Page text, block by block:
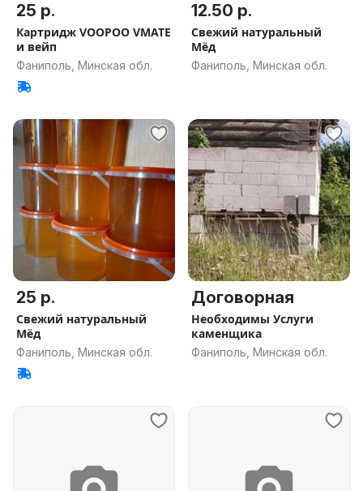
25 р.
Картридж VOOPOO VMATE
и вейп
Фаниполь, Минская обл.
12.50 р.
Свежий натуральный
Мёд
Фаниполь, Минская обл.
25 р.
Свежий натуральный
Мёд
Фаниполь, Минская обл.
Договорная
Необходимы Услуги
каменщика
Фаниполь, Минская обл.